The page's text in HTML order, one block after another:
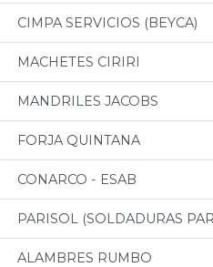
CIMPA SERVICIOS (BEYCA)
MACHETES CIRIRI
MANDRILES JACOBS
FORJA QUINTANA
CONARCO - ESAB
PARISOL (SOLDADURAS
ALAMBRES RUMBO